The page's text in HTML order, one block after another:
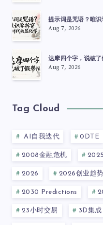
提示词是咒语？唯识
Aug 7, 2026
达摩四个字，说破了
Aug 7, 2026
Tag Cloud
AI自我迭代 0DTE
2008金融危机
2026 2026创业趋势
2030 Predictions
23小时交易 3D集成